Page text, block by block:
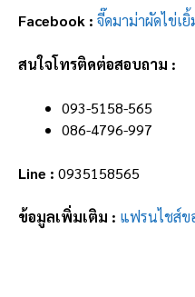
Facebook : จี๊ดมาม่าผัดไข่เยิ้
สนใจโทรติดต่อสอบถาม :
093-5158-565
086-4796-997
Line : 0935158565
ข้อมูลเพิ่มเติม : แฟรนไชส์ข